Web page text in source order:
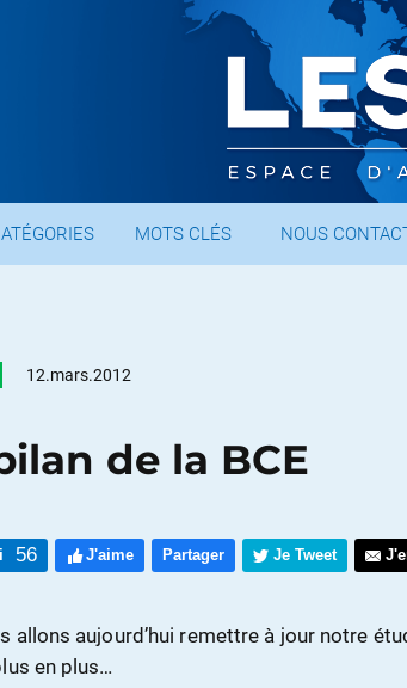
MOTS CLÉS NOUS
12.mars.2012
de la BCE
56 J'aime Partager Je Tweet
allons aujourd’hui remettre à jour notre
en plus…